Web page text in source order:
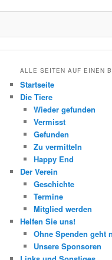
ALLE SEITEN AUF EINEN
Startseite
Die Tiere
Wieder gefunden
Vermisst
Gefunden
Zu vermitteln
Happy End
Der Verein
Geschichte
Termine
Mitglied werden
Helfen Sie uns!
Ohne Spenden geht
Unsere Sponsoren